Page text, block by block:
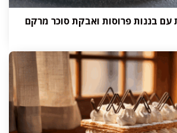
בננות פרוסות ואבקת סוכר מרקם